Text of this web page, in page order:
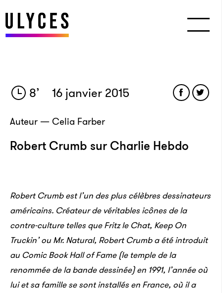
8’ 16 janvier 2015
Auteur — Celia Farber
Robert Crumb sur Charlie Hebdo
Robert Crumb est l’un des plus célèbres dessinateurs
américains. Créateur de véritables icônes de la
contre-culture telles que Fritz le Chat, Keep On
Truckin’ ou Mr. Natural, Robert Crumb a été introduit
au Comic Book Hall of Fame (le temple de la
renommée de la bande dessinée) en 1991, l’année où
lui et sa famille se sont installés en France, où il a